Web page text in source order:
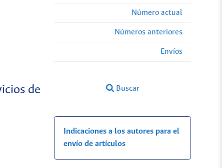
Número actual
Números anteriores
Envíos
Buscar
de
Indicaciones a los autores para el
envío de artículos